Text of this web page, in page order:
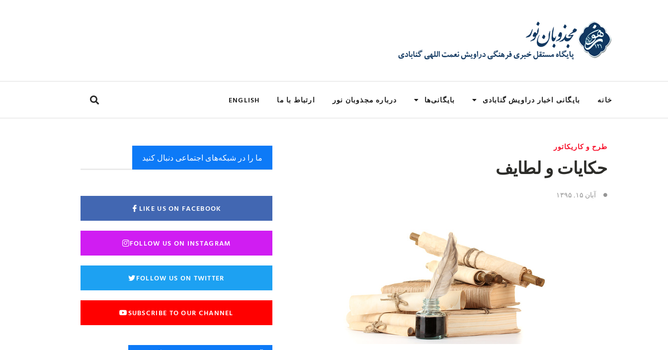
خانه بایگانی اخبار دراویش گنابادی بایگانی‌ها درباره مجذوبان نور ارتباط با ما ENGLISH
طرح و کاریکاتور
حکایات و لطایف
آبان ۱۵, ۱۳۹۵
ما را در شبکه‌های اجتماعی دنبال کنید
LIKE US ON FACEBOOK
FOLLOW US ON INSTAGRAM
FOLLOW US ON TWITTER
SUBSCRIBE TO OUR CHANNEL